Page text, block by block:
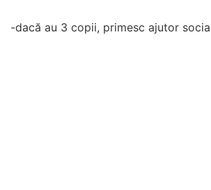
-dacă au 3 copii, primesc ajutor